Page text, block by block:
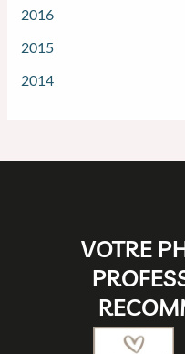
2016
2015
2014
VOTRE